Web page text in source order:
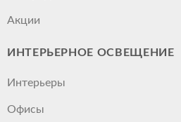
Акции
ИНТЕРЬЕРНОЕ ОСВЕЩЕНИЕ
Интерьеры
Офисы